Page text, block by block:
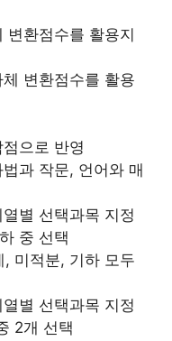
변환점수를 활용지
변환점수를 활용
으로 반영
과 작문, 언어와 매
별 선택과목 지정
중 선택
, 미적분, 기하 모두
별 선택과목 지정
2개 선택